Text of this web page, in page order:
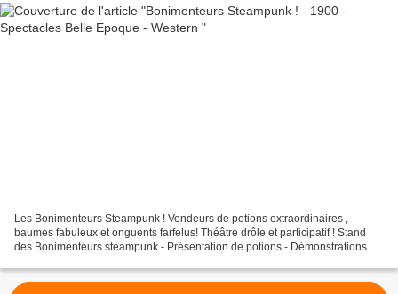
Les Bonimenteurs Steampunk ! Vendeurs de potions extraordinaires ,
baumes fabuleux et onguents farfelus! Théâtre drôle et participatif ! Stand
des Bonimenteurs steampunk - Présentation de potions - Démonstrations